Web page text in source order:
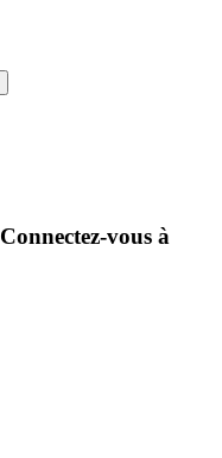
Connectez-vous à